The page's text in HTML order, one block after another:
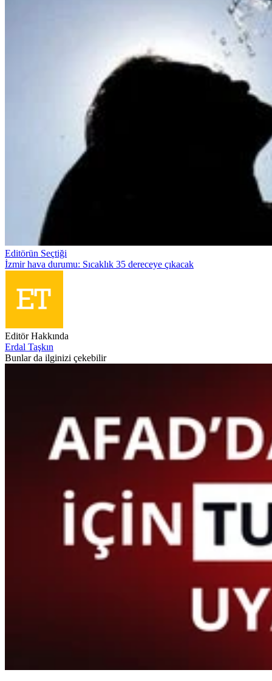
Editörün Seçtiği
İzmir hava durumu: Sıcaklık 35 dereceye çıkacak
Editör Hakkında
Erdal Taşkın
Bunlar da ilginizi çekebilir